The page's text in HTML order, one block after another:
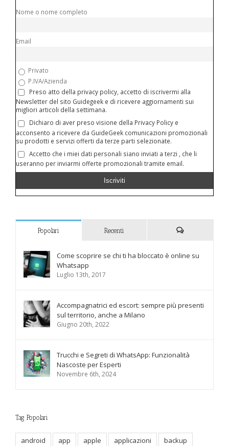
Nome o nome completo
Email
Privato
P.IVA/Azienda
Preso atto della privacy policy, accetto di iscrivermi alla
Newsletter del sito Guidegeek e di ricevere aggiornamenti sui
migliori articoli della settimana.
Dichiaro di aver preso visione della Privacy Policy e
acconsento a ricevere da GuideGeek comunicazioni promozionali
su prodotti e servizi offerti da terze parti selezionate.
Accetto che i miei dati personali siano inviati a terzi , che li
useranno per inviarmi offerte promozionali tramite email.
Popolari Recenti
Come scoprire se chi ti ha bloccato è online su
Whatsapp
Luglio 13th, 2017
Accompagnatrici ed escort: sempre più presenti
sul territorio, anche a Milano
Giugno 20th, 2022
Trucchi e Segreti di WhatsApp: Funzionalità
Nascoste per Esperti
Novembre 6th, 2024
Tag Popolari
android app apple applicazioni
backup